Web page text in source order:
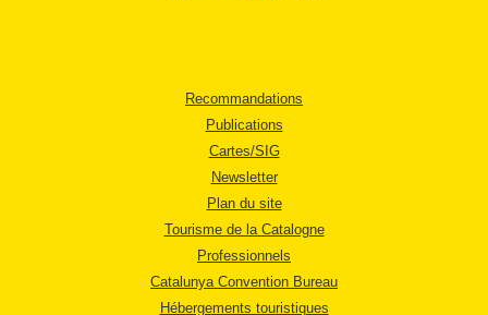
Recommandations
Publications
Cartes/SIG
Newsletter
Plan du site
Tourisme de la Catalogne
Professionnels
Catalunya Convention Bureau
Hébergements touristiques